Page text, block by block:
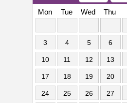
Mon
Tue Wed Thu
3 4 5 6
10 11 12 13
17 18 19 20
24 25 26 27